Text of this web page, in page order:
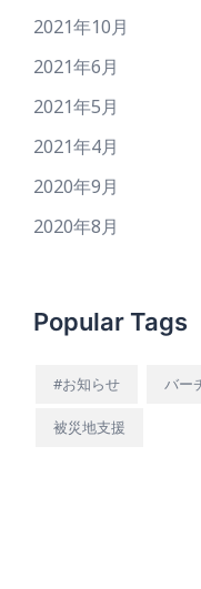
2021年10月
2021年6月
2021年5月
2021年4月
2020年9月
2020年8月
Popular Tags
#お知らせ バー
被災地支援